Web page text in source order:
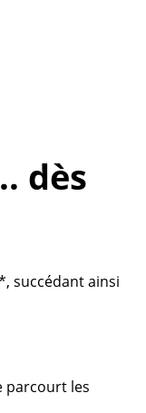
dès
succédant ainsi
parcourt les